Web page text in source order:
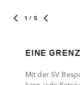
1 / 5
EINE
Mit der SV